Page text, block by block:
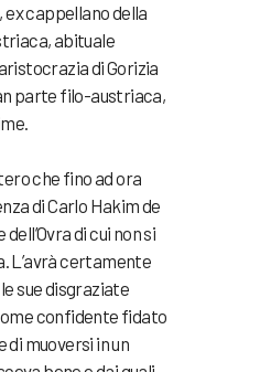
cappellano della
abituale
di Gorizia
parte filo-austriaca,
che fino ad ora
di Carlo Hakim de
di cui non si
L’avrà certamente
sue disgraziate
confidente fidato
muoversi in un